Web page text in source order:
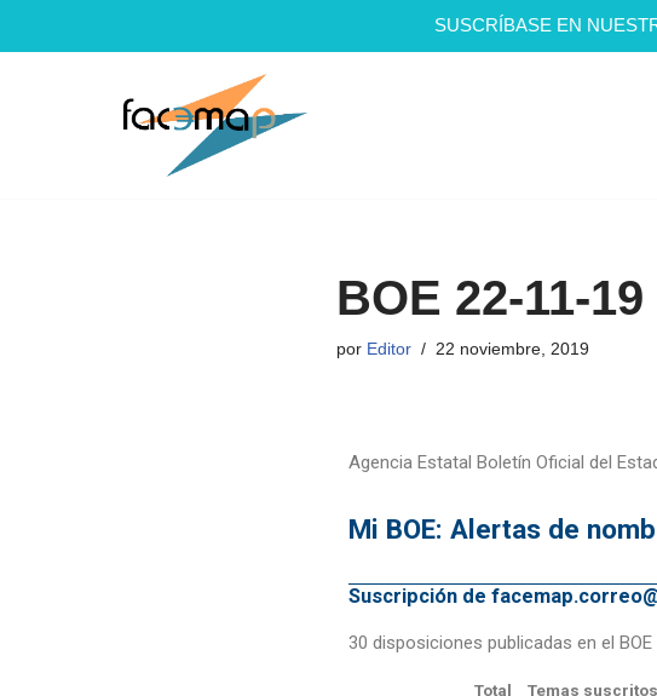
SUSCRÍBASE EN
BOE 22-11-19
por Editor 22 noviembre, 2019
Agencia Estatal Boletín Oficial del
Mi BOE: Alertas de
Suscripción de
30 disposiciones publicadas en el BOE
Total
Temas suscritos